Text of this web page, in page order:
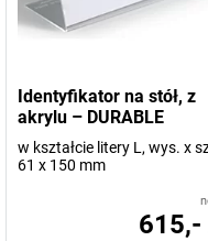
Identyfikator na stół, z
akrylu – DURABLE
w kształcie litery L, wys. x
61 x 150 mm
615,-